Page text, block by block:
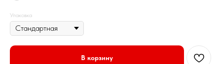
Упаковка
В корзину